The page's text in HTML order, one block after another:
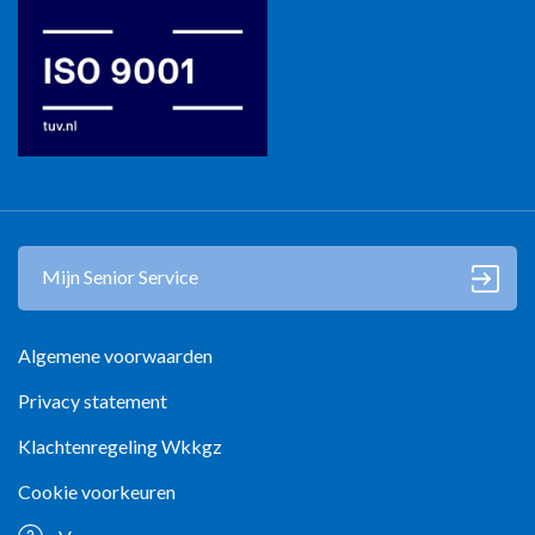
Algemene voorwaarden
Privacy statement
Klachtenregeling Wkkgz
Cookie voorkeuren
Mijn Senior Service